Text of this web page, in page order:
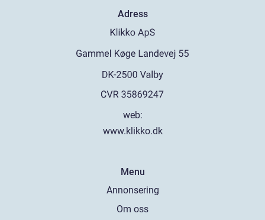
Adress
web:
www.klikko.dk
Menu
Annonsering
Om oss